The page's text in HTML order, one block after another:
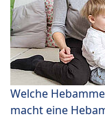
Welche
macht eine